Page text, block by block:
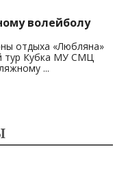
волейболу
отдыха «Любляна»
тур Кубка МУ СМЦ
...